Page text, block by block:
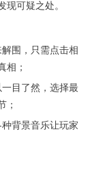
现可疑之处。
围，只需点击相
相；
目了然，选择最
；
背景音乐让玩家